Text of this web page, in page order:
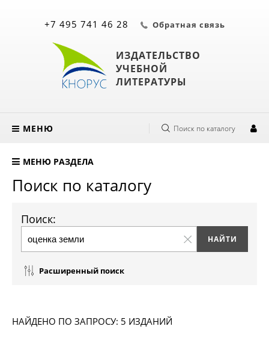
ИЗДАТЕЛЬСТВО
УЧЕБНОЙ
ЛИТЕРАТУРЫ
+7 495 741 46 28 Обратная связь
МЕНЮ Поиск по каталогу
МЕНЮ РАЗДЕЛА
Поиск по каталогу
Поиск:
Расширенный поиск
НАЙДЕНО ПО ЗАПРОСУ: 5 ИЗДАНИЙ